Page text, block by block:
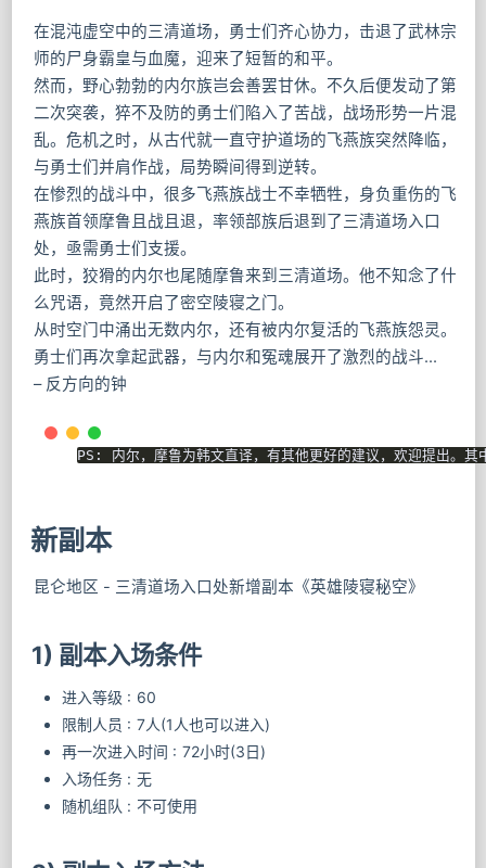
在混沌虚空中的三清道场，勇士们齐心协力，击退了武林宗
师的尸身霸皇与血魔，迎来了短暂的和平。
然而，野心勃勃的内尔族岂会善罢甘休。不久后便发动了第
二次突袭，猝不及防的勇士们陷入了苦战，战场形势一片混
乱。危机之时，从古代就一直守护道场的飞燕族突然降临，
与勇士们并肩作战，局势瞬间得到逆转。
在惨烈的战斗中，很多飞燕族战士不幸牺牲，身负重伤的飞
燕族首领摩鲁且战且退，率领部族后退到了三清道场入口
处，亟需勇士们支援。
此时，狡猾的内尔也尾随摩鲁来到三清道场。他不知念了什
么咒语，竟然开启了密空陵寝之门。
从时空门中涌出无数内尔，还有被内尔复活的飞燕族怨灵。
勇士们再次拿起武器，与内尔和冤魂展开了激烈的战斗…
– 反方向的钟
新副本
昆仑地区 - 三清道场入口处新增副本《英雄陵寝秘空》
1) 副本入场条件
进入等级 : 60
限制人员 : 7人(1人也可以进入)
再一次进入时间 : 72小时(3日)
入场任务 : 无
随机组队 : 不可使用